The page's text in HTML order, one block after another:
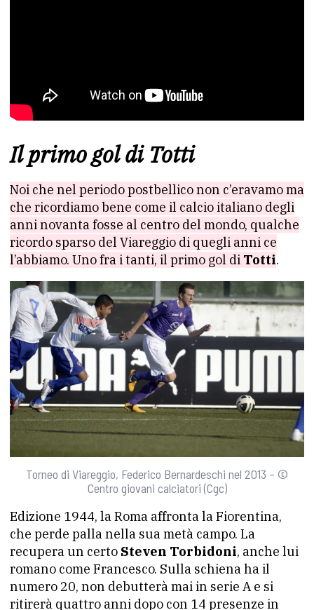
Il primo gol di Totti
Noi che nel periodo postbellico non c’eravamo ma
che ricordiamo bene come il calcio italiano degli
anni novanta fosse al centro del mondo, qualche
ricordo sparso del Viareggio di quegli anni ce
l’abbiamo. Uno fra i tanti, il primo gol di Totti.
Torneo di Viareggio, Federico Bernardeschi nel 2013 – ©
Centro giovani calciatori (Cgc)
Edizione 1944, la Roma affronta la Fiorentina,
che perde palla nella sua metà campo. La
recupera un certo Steven Torbidoni, anche lui
romano come Francesco. Sulla schiena ha il
numero 20, non debutterà mai in serie A e si
ritirerà quattro anni dopo con 14 presenze in